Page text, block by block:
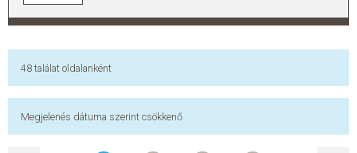
48 találat oldalanként
Megjelenés dátuma szerint csökkenő
9-12 éves
Barátság
Humor, képregény
Mesekönyv
Foglalkoztatók
Gyerekeknek
Gyerekeknek